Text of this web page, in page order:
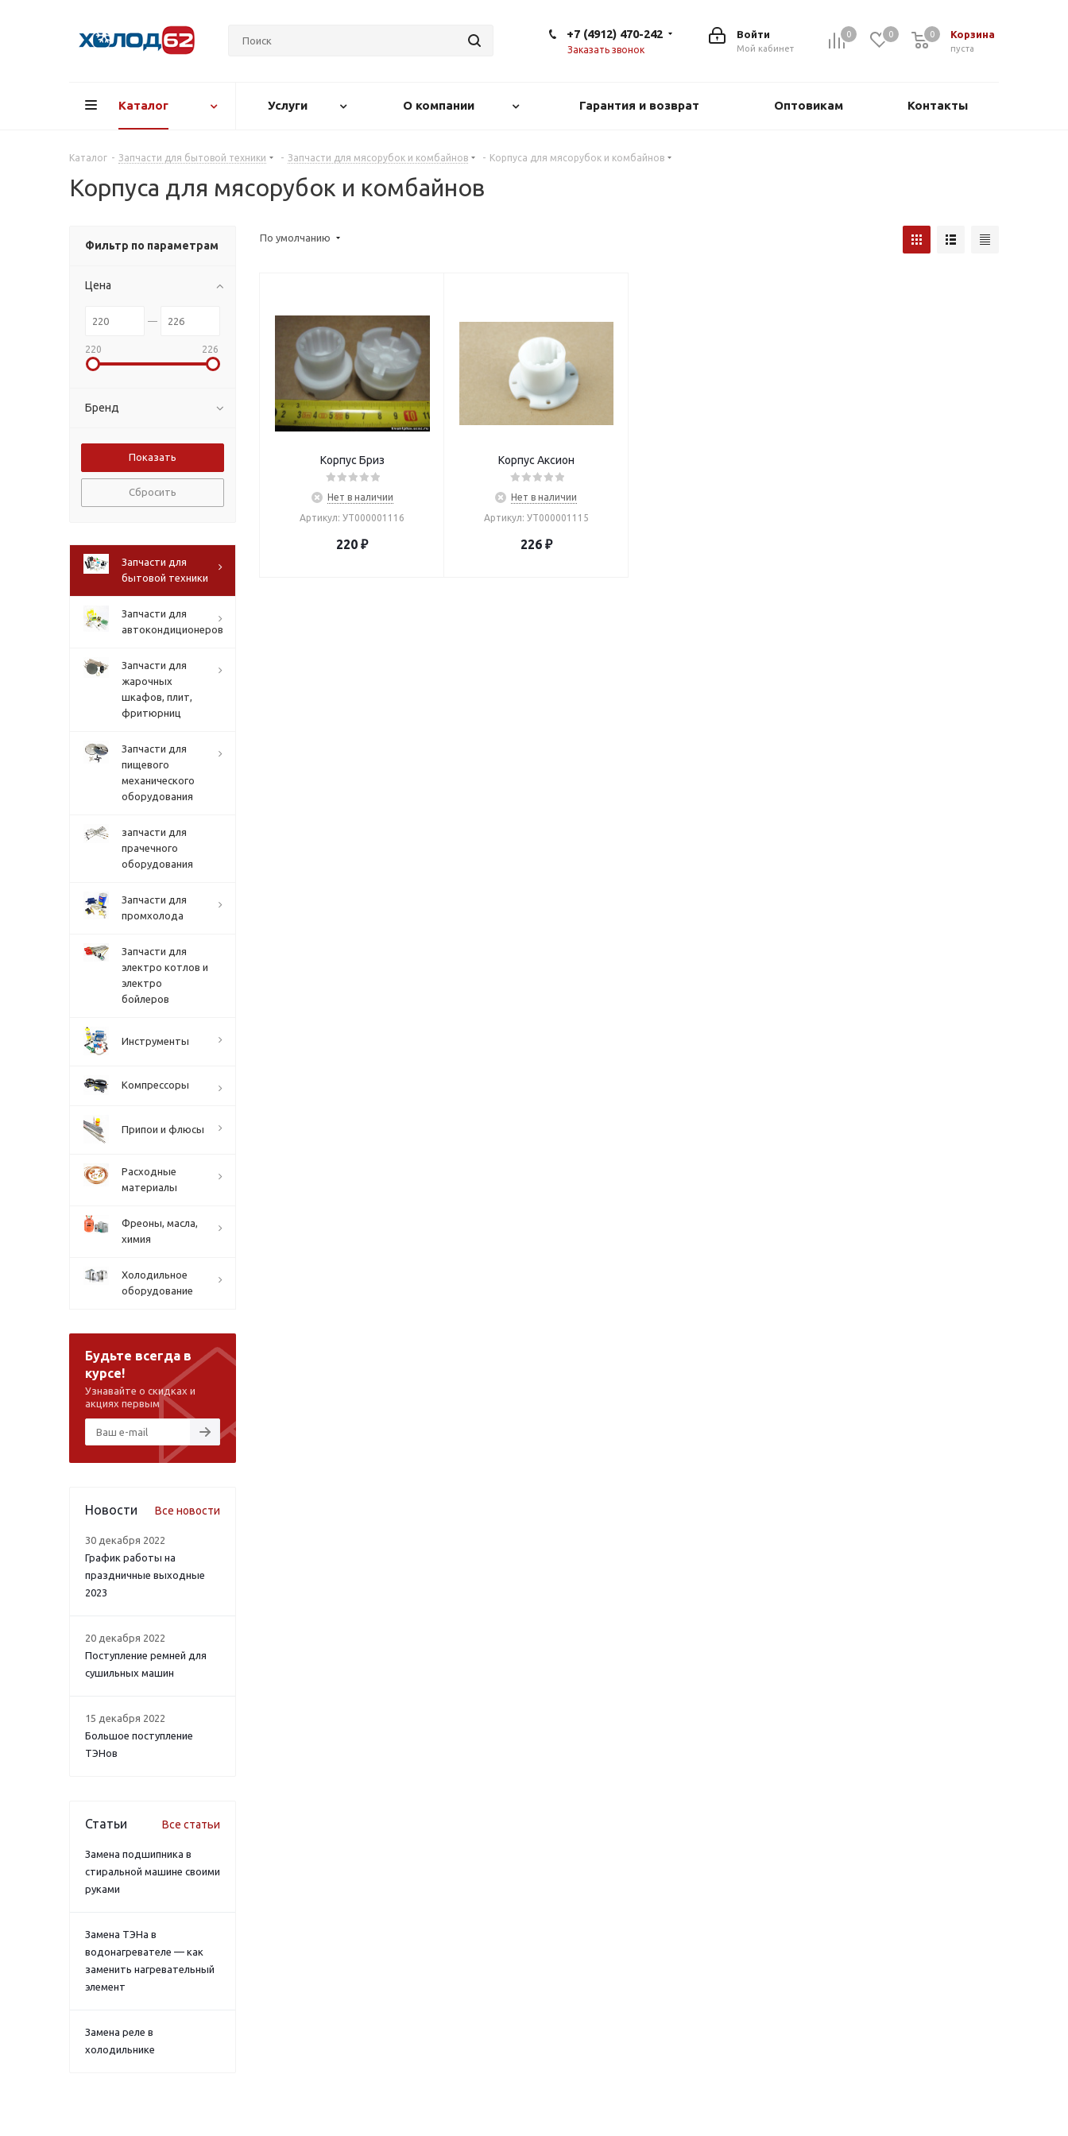
0 0 Корзина
0
пуста
0
Войти
Мой кабинет
+7 (4912) 470-242
Заказать звонок
Каталог Услуги О компании Гарантия и возврат Оптовикам Контакты
Каталог - Запчасти для бытовой техники - Запчасти для мясорубок и комбайнов - Корпуса для мясорубок и комбайнов
Корпуса для мясорубок и комбайнов
По умолчанию
Корпус Бриз
Нет в наличии
Артикул: УТ000001116
220 ₽
Корпус Аксион
Нет в наличии
Артикул: УТ000001115
226₽
Фильтр по параметрам
Цена
220 226
Бренд
Сбросить
Запчасти для
бытовой техники
Запчасти для
автокондиционеров
Запчасти для
жарочных
шкафов, плит,
фритюрниц
Запчасти для
пищевого
механического
оборудования
запчасти для
прачечного
оборудования
Запчасти для
промхолода
Запчасти для
электро котлов и
электро
бойлеров
Инструменты
Компрессоры
Припои и флюсы
Расходные
материалы
Фреоны, масла,
химия
Холодильное
оборудование
Будьте всегда в
курсе!
Узнавайте о скидках и
акциях первым
Новости Все новости
30 декабря 2022
График работы на
праздничные выходные
2023
20 декабря 2022
Поступление ремней для
сушильных машин
15 декабря 2022
Большое поступление
ТЭНов
Статьи Все статьи
Замена подшипника в
стиральной машине своими
руками
Замена ТЭНа в
водонагревателе — как
заменить нагревательный
элемент
Замена реле в
холодильнике